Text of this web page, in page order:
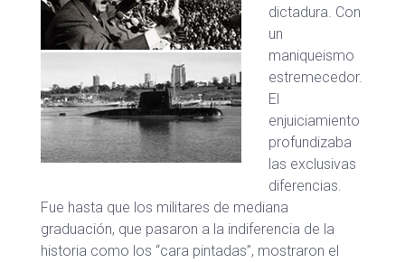
dictadura. Con
un
maniqueismo
estremecedor.
El
enjuiciamiento
profundizaba
las exclusivas
diferencias.
Fue hasta que los militares de mediana
graduación, que pasaron a la indiferencia de la
historia como los “cara pintadas”, mostraron el